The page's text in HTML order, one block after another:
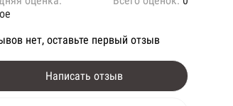
нет, оставьте первый отзыв
Написать отзыв